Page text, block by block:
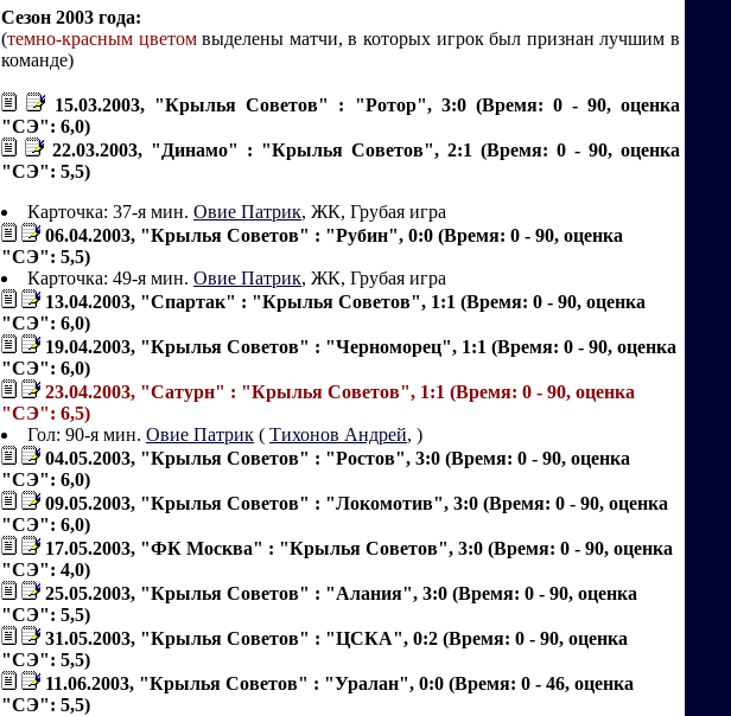
Сезон 2003 года:
(темно-красным цветомвыделены матчи, в которых игрок был признан лучшим в
команде)
15.03.2003, "Крылья Советов" : "Ротор", 3:0 (Время: 0 - 90, оценка
"СЭ": 6,0)
22.03.2003, "Динамо" : "Крылья Советов", 2:1 (Время: 0 - 90, оценка
"СЭ": 5,5)
Карточка: 37-я мин. Овие Патрик, ЖК, Грубая игра
06.04.2003, "Крылья Советов" : "Рубин", 0:0 (Время: 0 - 90, оценка
"СЭ": 5,5)
Карточка: 49-я мин. Овие Патрик, ЖК, Грубая игра
13.04.2003, "Спартак" : "Крылья Советов", 1:1 (Время: 0 - 90, оценка
"СЭ": 6,0)
19.04.2003, "Крылья Советов" : "Черноморец", 1:1 (Время: 0 - 90, оценка
"СЭ": 6,0)
23.04.2003, "Сатурн" : "Крылья Советов", 1:1 (Время: 0 - 90, оценка
"СЭ": 6,5)
Гол: 90-я мин. Овие Патрик ( Тихонов Андрей, )
04.05.2003, "Крылья Советов" : "Ростов", 3:0 (Время: 0 - 90, оценка
"СЭ": 6,0)
09.05.2003, "Крылья Советов" : "Локомотив", 3:0 (Время: 0 - 90, оценка
"СЭ": 6,0)
17.05.2003, "ФК Москва" : "Крылья Советов", 3:0 (Время: 0 - 90, оценка
"СЭ": 4,0)
25.05.2003, "Крылья Советов" : "Алания", 3:0 (Время: 0 - 90, оценка
"СЭ": 5,5)
31.05.2003, "Крылья Советов" : "ЦСКА", 0:2 (Время: 0 - 90, оценка
"СЭ": 5,5)
11.06.2003, "Крылья Советов" : "Уралан", 0:0 (Время: 0 - 46, оценка
"СЭ": 5,5)